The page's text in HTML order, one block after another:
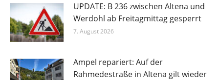
UPDATE: B 236 zwischen Altena und
Werdohl ab Freitagmittag gesperrt
7. August 2026
Ampel repariert: Auf der
Rahmedestraße in Altena gilt wieder